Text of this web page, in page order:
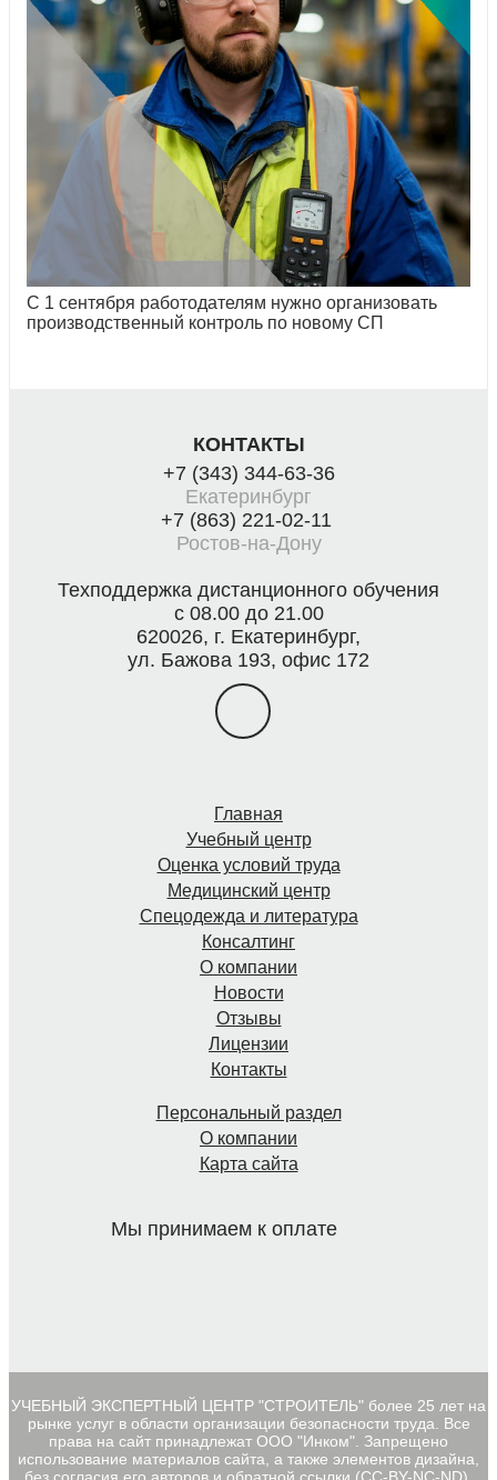
С 1 сентября работодателям нужно организовать
производственный контроль по новому СП
КОНТАКТЫ
+7 (343) 344-63-36
Екатеринбург
+7 (863) 221-02-11
Ростов-на-Дону
Техподдержка дистанционного обучения
с 08.00 до 21.00
620026, г. Екатеринбург,
ул. Бажова 193, офис 172
Главная
Учебный центр
Оценка условий труда
Медицинский центр
Спецодежда и литература
Консалтинг
О компании
Новости
Отзывы
Лицензии
Контакты
Персональный раздел
О компании
Карта сайта
Мы принимаем к оплате
УЧЕБНЫЙ ЭКСПЕРТНЫЙ ЦЕНТР "СТРОИТЕЛЬ" более 25 лет на
рынке услуг в области организации безопасности труда. Все
права на сайт принадлежат ООО "Инком". Запрещено
использование материалов сайта, а также элементов дизайна,
без согласия его авторов и обратной ссылки (CC-BY-NC-ND).